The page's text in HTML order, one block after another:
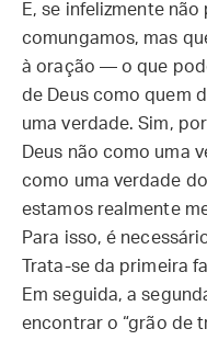
E, se infelizmente
comungamos, mas
à oração — o que
de Deus como quem
uma verdade. Sim,
Deus não como uma
como uma verdade
estamos realmente
Para isso, é
Trata-se da primeira
Em seguida, a
encontrar o “grão de